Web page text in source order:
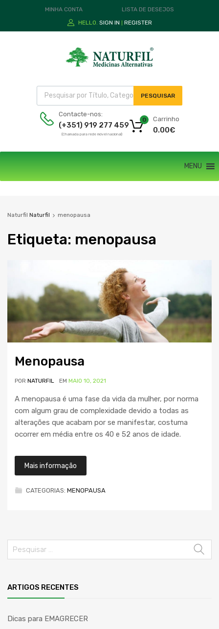
MINHA CONTA
LISTA DE DESEJOS
HELLO. SIGN IN REGISTER
PESQUISAR
Contacte-nos:
(+351) 919 277 459
(Chamada para rede móvel nacional)
Carrinho
0.00€
0
MENU
Naturfil Naturfil menopausa
Etiqueta: menopausa
Menopausa
POR NATURFIL EM MAIO 10, 2021
A menopausa é uma fase da vida da mulher, por norma
com algum grau de complexidade devido a todas as
alterações que acabam por se manifestar, costuma
ocorrer em média entre os 40 e 52 anos de idade.
Mais informação
CATEGORIAS: MENOPAUSA
ARTIGOS RECENTES
Dicas para EMAGRECER